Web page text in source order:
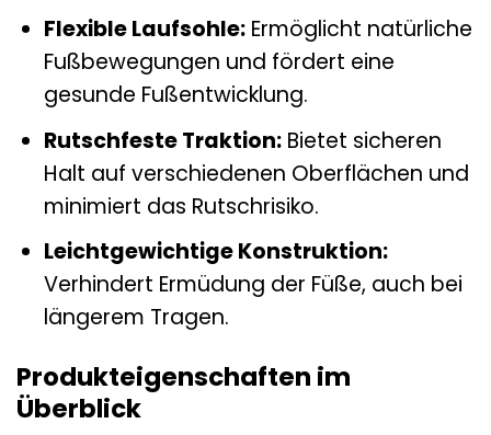
Flexible Laufsohle:Ermöglicht natürliche
Fußbewegungen und fördert eine
gesunde Fußentwicklung.
Rutschfeste Traktion:Bietet sicheren
Halt auf verschiedenen Oberflächen und
minimiert das Rutschrisiko.
Leichtgewichtige Konstruktion:
Verhindert Ermüdung der Füße, auch bei
längerem Tragen.
Produkteigenschaften im
Überblick